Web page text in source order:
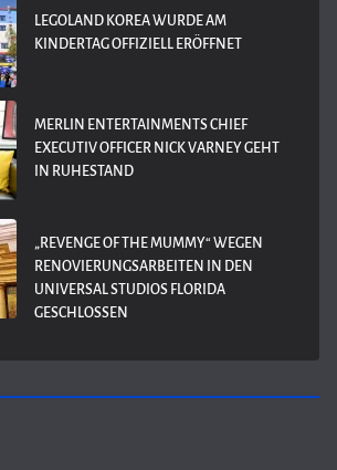
LEGOLAND KOREA WURDE AM
KINDERTAG OFFIZIELL ERÖFFNET
MERLIN ENTERTAINMENTS CHIEF
EXECUTIV OFFICER NICK VARNEY GEHT
IN RUHESTAND
„REVENGE OF THE MUMMY“ WEGEN
RENOVIERUNGSARBEITEN IN DEN
UNIVERSAL STUDIOS FLORIDA
GESCHLOSSEN